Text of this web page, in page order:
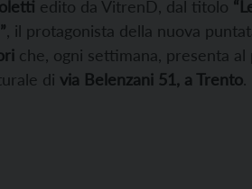
edito da VitrenD, dal titolo
, il protagonista della nuova
che, ogni settimana, presenta
di via Belenzani 51, a Trento.